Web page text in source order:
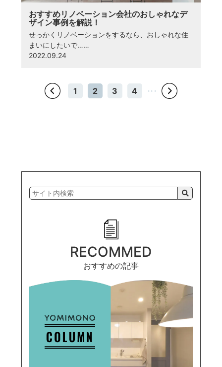
おすすめリノベーション会社のおしゃれなデ
ザイン事例を解説！
せっかくリノベーションをするなら、おしゃれな住
まいにしたいで……
2022.09.24
1 2 3 4 ・・・
RECOMMED
おすすめの記事